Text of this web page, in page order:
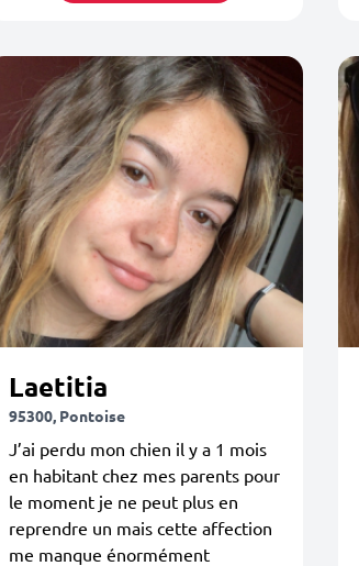
Laetitia
95300, Pontoise
J’ai perdu mon chien il y a 1 mois
en habitant chez mes parents pour
le moment je ne peut plus en
reprendre un mais cette affection
me manque énormément